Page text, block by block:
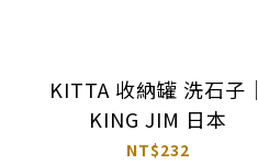
KITTA 收納罐 洗石子｜
KING JIM 日本
NT$232